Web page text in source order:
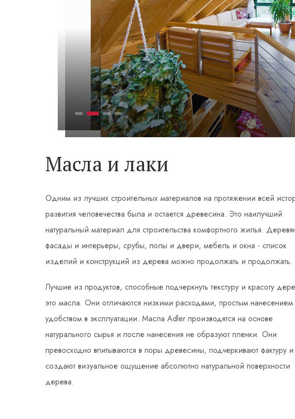
Масла и лаки
Одним из лучших строительных материалов на протяжении всей
развития человечества была и остается древесина. Это наилучший
натуральный материал для строительства комфортного жилья.
фасады и интерьеры, срубы, полы и двери, мебель и окна - список
изделий и конструкций из дерева можно продолжать и продолжать.
Лучшие из продуктов, способные подчеркнуть текстуру и красоту
это масла. Они отличаются низкими расходами, простым
удобством в эксплуатации. Масла Adler производятся на основе
натурального сырья и после нанесения не образуют пленки. Они
превосходно впитываются в поры древесины, подчеркивают фактуру и
создают визуальное ощущение абсолютно натуральной поверхности
дерева.